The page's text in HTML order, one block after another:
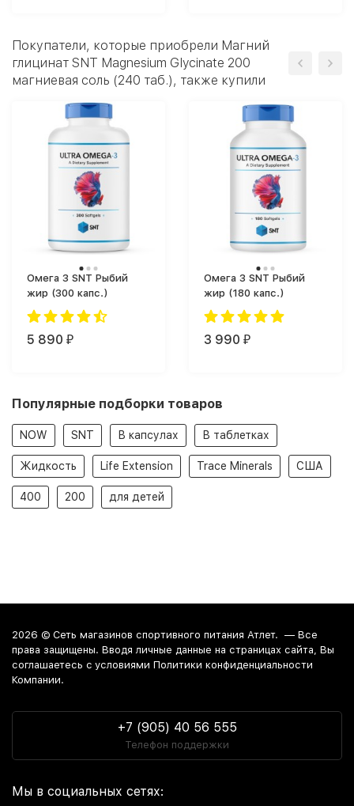
Покупатели, которые приобрели Магний
глицинат SNT Magnesium Glycinate 200
магниевая соль (240 таб.), также купили
Омега 3 SNT Рыбий
жир (300 капс.)
5 890 ₽
Омега 3 SNT Рыбий
жир (180 капс.)
3 990 ₽
Популярные подборки товаров
NOW SNT В капсулах В таблетках
Жидкость Life Extension Trace Minerals США
400 200 для детей
2026 © Сеть магазинов спортивного питания Атлет. — Все
права защищены. Вводя личные данные на страницах сайта, Вы
соглашаетесь c условиями Политики конфиденциальности
Компании.
+7 (905) 40 56 555
Телефон поддержки
Мы в социальных сетях: